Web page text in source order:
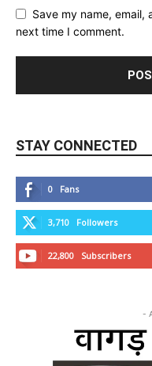
Save my name,
next time I comment.
STAY CONNECTED
0 Fans
3,710 Followers
22,800 Subscribers
-